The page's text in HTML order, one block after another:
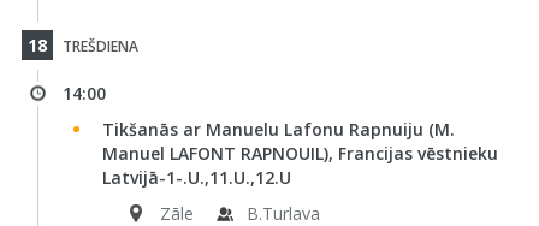
18 TREŠDIENA
14:00
Tikšanās ar Manuelu Lafonu Rapnuiju (M.
Manuel LAFONT RAPNOUIL), Francijas vēstnieku
Latvijā-1-.U.,11.U.,12.U
Zāle
B.Turlava